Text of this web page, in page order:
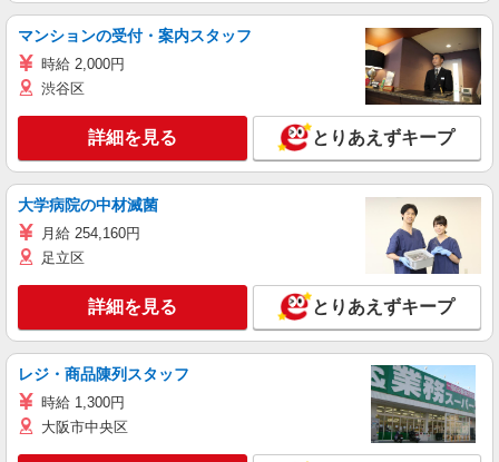
マンションの受付・案内スタッフ
時給 2,000円
渋谷区
詳細を見る とりあえずキープ
大学病院の中材滅菌
月給 254,160円
足立区
詳細を見る とりあえずキープ
レジ・商品陳列スタッフ
時給 1,300円
大阪市中央区